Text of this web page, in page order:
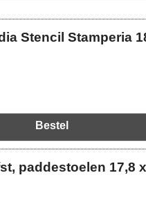
Stencil Stamperia
Bestel
paddestoelen 17,8